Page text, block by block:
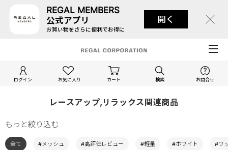
REGAL MEMBERS
公式アプリ
お買い物をさらに便利でお得に
開く
ログイン お気に入り カート 検索 お問合せ
レースアップ,リラックス関連商品
もっと絞り込む
全て #メッシュ #高評価レビュー #軽量 #ホワイト #ワ